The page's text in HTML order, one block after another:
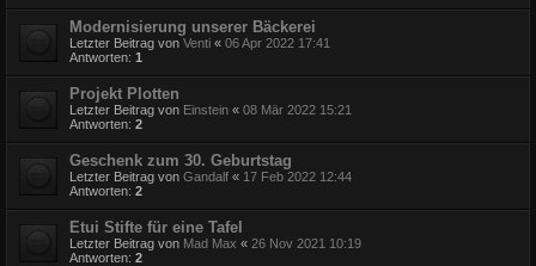
Modernisierung unserer Bäckerei
Letzter Beitrag von Venti « 06 Apr 2022 17:41
Antworten: 1
Projekt Plotten
Letzter Beitrag von Einstein « 08 Mär 2022 15:21
Antworten: 2
Geschenk zum 30. Geburtstag
Letzter Beitrag von Gandalf « 17 Feb 2022 12:44
Antworten: 2
Etui Stifte für eine Tafel
Letzter Beitrag von Mad Max « 26 Nov 2021 10:19
Antworten: 2